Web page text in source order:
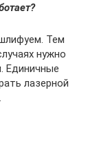
Тем
нужно
Единичные
лазерной